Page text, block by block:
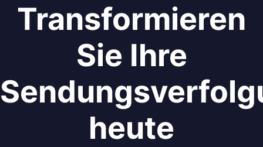
Transformieren
Sie Ihre
heute